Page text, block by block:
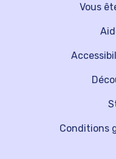
Vous
Conditions